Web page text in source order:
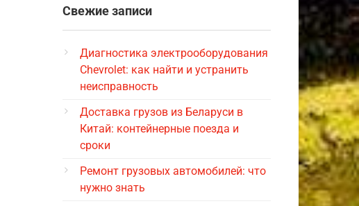
Свежие записи
Диагностика электрооборудования
Chevrolet: как найти и устранить
неисправность
Доставка грузов из Беларуси в
Китай: контейнерные поезда и
сроки
Ремонт грузовых автомобилей: что
нужно знать